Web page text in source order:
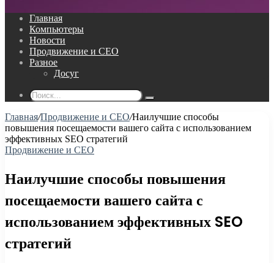
Главная
Компьютеры
Новости
Продвижение и СЕО
Разное
Досуг
Поиск...
Главная/Продвижение и СЕО/Наилучшие способы
повышения посещаемости вашего сайта с использованием
эффективных SEO стратегий
Продвижение и СЕО
Наилучшие способы повышения
посещаемости вашего сайта с
использованием эффективных SEO
стратегий